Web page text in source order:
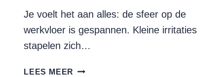
Je voelt het aan alles: de sfeer op de
werkvloer is gespannen. Kleine irritaties
stapelen zich…
LEES MEER CONFLICTEN